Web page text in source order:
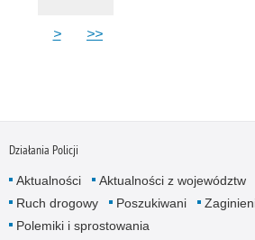
> >>
Działania Policji
Aktualności Aktualności z województw
Ruch drogowy
Poszukiwani
Polemiki i sprostowania